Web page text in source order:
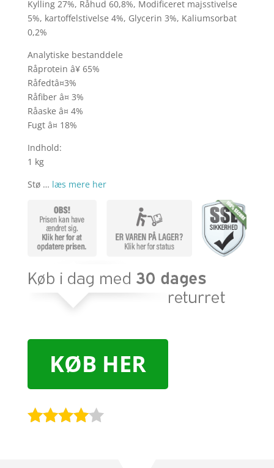
Kylling 27%, Råhud 60,8%, Modificeret majsstivelse
5%, kartoffelstivelse 4%, Glycerin 3%, Kaliumsorbat
0,2%
Analytiske bestanddele
Råprotein â¥ 65%
Råfedtâ¤3%
Råfiber â¤ 3%
Råaske â¤ 4%
Fugt â¤ 18%
Indhold:
1 kg
Stø … læs mere her
KØB HER